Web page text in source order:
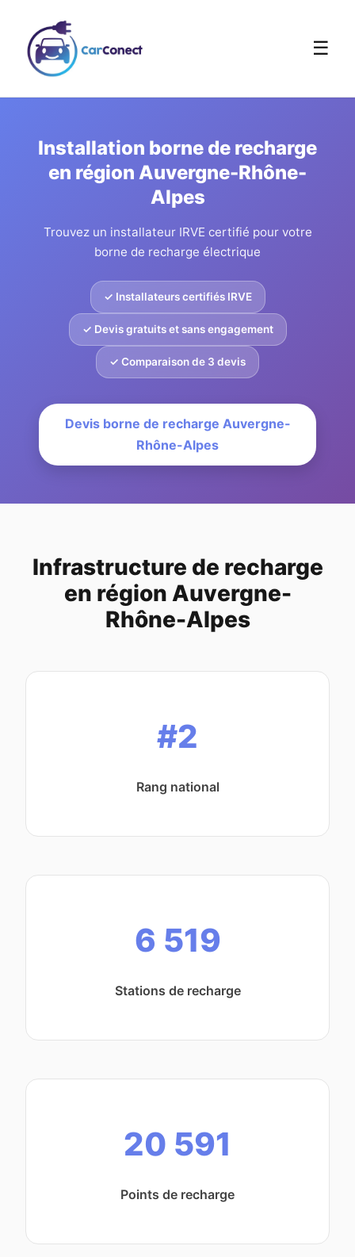
☰
Installation borne de recharge
en région Auvergne-Rhône-
Alpes
Trouvez un installateur IRVE certifié pour votre
borne de recharge électrique
✓ Installateurs certifiés IRVE
✓ Devis gratuits et sans engagement
✓ Comparaison de 3 devis
Devis borne de recharge Auvergne-
Rhône-Alpes
Infrastructure de recharge
en région Auvergne-
Rhône-Alpes
#2
Rang national
6 519
Stations de recharge
20 591
Points de recharge